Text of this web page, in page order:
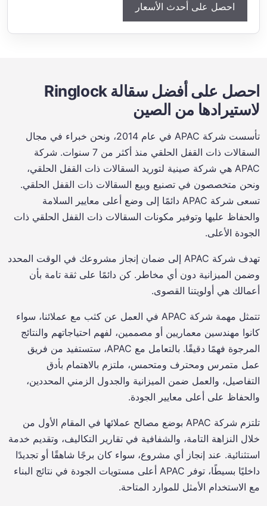
احصل على أحدث الأسعار
احصل على أفضل سقالة Ringlock
لاستيرادها من الصين
تأسست شركة APAC في عام 2014، ونحن خبراء في مجال
السقالات ذات القفل الحلقي منذ أكثر من 7 سنوات. شركة
APAC هي شركة صينية لتوريد السقالات ذات القفل الحلقي،
ونحن متخصصون في تصنيع وبيع السقالات ذات القفل الحلقي.
تسعى شركة APAC دائمًا إلى وضع أعلى معايير السلامة
والحفاظ عليها وتوفير مكونات السقالات ذات القفل الحلقي ذات
الجودة الأعلى.
تهدف شركة APAC إلى ضمان إنجاز مشروعك في الوقت المحدد
وضمن الميزانية دون أي مخاطر. كن دائمًا على ثقة تامة بأن
أعمالك هي أولويتنا القصوى.
تتمثل مهمة شركة APAC في العمل عن كثب مع عملائنا، سواء
كانوا مهندسين معماريين أو مصممين، لفهم احتياجاتهم والنتائج
المرجوة فهمًا دقيقًا. بالتعامل مع APAC، ستستفيد من فريق
عمل متمرس ومحترف ومتحمس، ملتزم بالاهتمام بأدق
التفاصيل، والعمل ضمن الميزانية والجدول الزمني المحددين،
والحفاظ على أعلى معايير الجودة.
تلتزم شركة APAC بوضع مصالح عملائها في المقام الأول من
خلال النزاهة التامة، والشفافية في تقارير التكاليف، وتقديم خدمة
استثنائية. عند إنجاز أي مشروع، سواء كان برجًا شاهقًا أو تجديدًا
داخليًا بسيطًا، توفر APAC أعلى مستويات الجودة في نتائج البناء
مع الاستخدام الأمثل للموارد المتاحة.